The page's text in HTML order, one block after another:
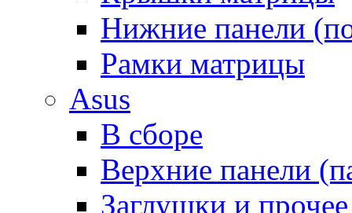
Нижние панели
Рамки матрицы
Asus
В сборе
Верхние панели
Заглушки и прочее